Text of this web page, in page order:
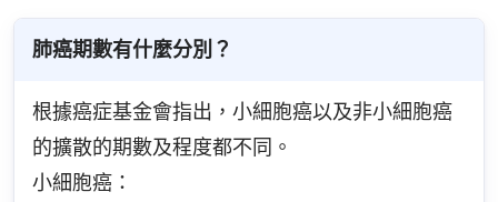
肺癌期數有什麼分別？
根據癌症基金會指出，小細胞癌以及非小細胞癌
的擴散的期數及程度都不同。
小細胞癌：